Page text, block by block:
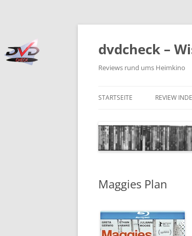
Zum
springen
dvdcheck –
Reviews rund ums Heimkino
STARTSEITE REVIEW
4K BLU-
DOWNLOAD
DVD (CODE
Maggies Plan